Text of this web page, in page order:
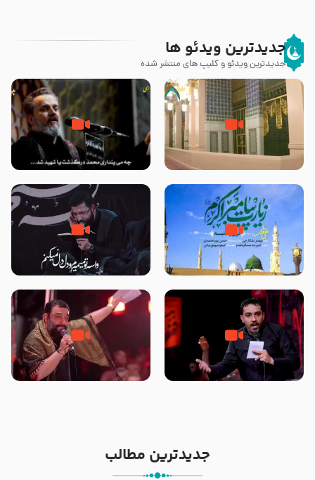
جدیدترین ویدئو ها
جدیدترین ویدئو و کلیپ های منتشر شده
زیارت پیامبر اکرم صلی الله علیه و
اله و سلم در مدینه به همراه
مرگ یا قتل – ملا باسم کربلایی
زیارت پیامبر اکرم صلی الله علیه و
آله در روز شنبه با نوای علی فانی
مصداق کربلا – حاج حسین سیب
سرخی
شور ، حسینا! به‌ حق زهرا «أُنْظُرْ
إِلَینا» – عزاداری شب هفتم ماه
جانا جانا ابی عبدالله – کربلایی جواد
مقدم – شب هشتم محرم 1448 –
جدیدترین مطالب